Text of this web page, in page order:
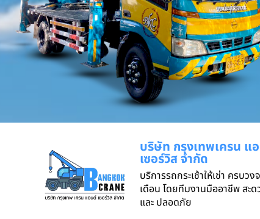
บริษัท กรุงเทพเครน แ
เซอร์วิส จำกัด
บริการรถกระเช้าให้เช่า ครบว
เดือน โดยทีมงานมืออาชีพ สะด
และ ปลอดภัย